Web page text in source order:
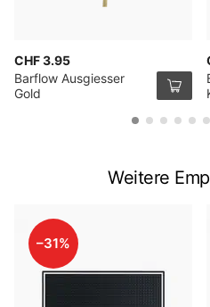
CHF 3.95
Barflow Ausgiesser
Gold
Weitere
–31%